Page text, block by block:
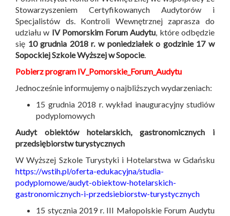
Stowarzyszeniem Certyfikowanych Audytorów i
Specjalistów ds. Kontroli Wewnętrznej zaprasza do
udziału w IV Pomorskim Forum Audytu, które odbędzie
się 10 grudnia 2018 r. w poniedziałek o godzinie 17 w
Sopockiej Szkole Wyższej w Sopocie.
Pobierz program IV_Pomorskie_Forum_Audytu
Jednocześnie informujemy o najbliższych wydarzeniach:
15 grudnia 2018 r. wykład inauguracyjny studiów
podyplomowych
Audyt obiektów hotelarskich, gastronomicznych i
przedsiębiorstw turystycznych
W Wyższej Szkole Turystyki i Hotelarstwa w Gdańsku
https://wstih.pl/oferta-edukacyjna/studia-
podyplomowe/audyt-obiektow-hotelarskich-
gastronomicznych-i-przedsiebiorstw-turystycznych
15 stycznia 2019 r. III Małopolskie Forum Audytu